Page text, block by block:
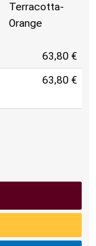
Terracotta-
Orange
63,80 €
63,80 €